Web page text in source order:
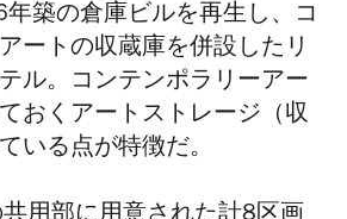
築の倉庫ビルを再生し、コ
ートの収蔵庫を併設したリ
ル。
コンテンポラリーアー
おくアートストレージ（収
いる点が特徴だ。